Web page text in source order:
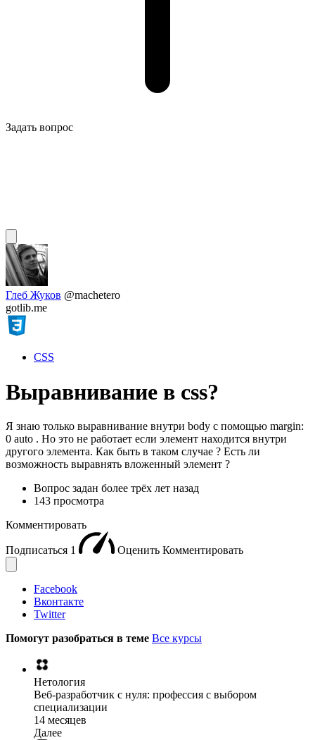
Задать вопрос
Глеб Жуков @machetero
gotlib.me
CSS
Выравнивание в css?
Я знаю только выравнивание внутри body с помощью margin:
0 auto . Но это не работает если элемент находится внутри
другого элемента. Как быть в таком случае ? Есть ли
возможность выравнять вложенный элемент ?
Вопрос задан более трёх лет назад
143 просмотра
Комментировать
Подписаться 1 Оценить Комментировать
Facebook
Вконтакте
Twitter
Помогут разобраться в теме Все курсы
Нетология
Веб-разработчик с нуля: профессия с выбором
специализации
14 месяцев
Далее